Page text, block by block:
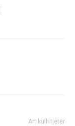
Artikulli tjetër